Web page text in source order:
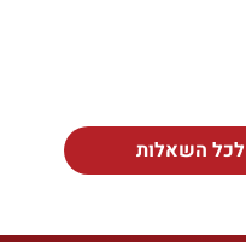
לכל השאלות